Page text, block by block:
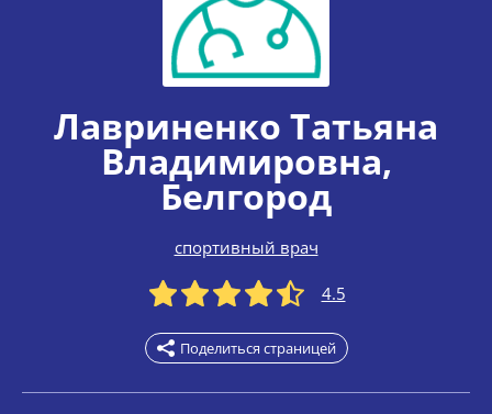
Лавриненко Татьяна
Владимировна,
Белгород
спортивный врач
4.5
Поделиться страницей